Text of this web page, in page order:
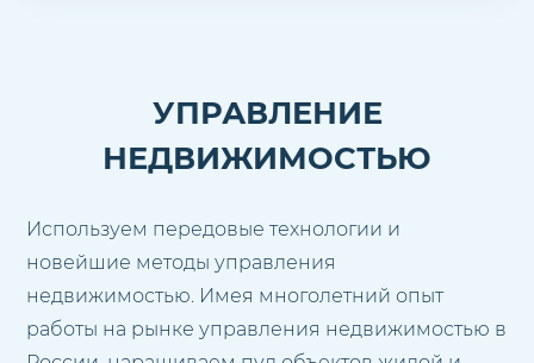
УПРАВЛЕНИЕ
НЕДВИЖИМОСТЬЮ
Используем передовые технологии и
новейшие методы управления
недвижимостью. Имея многолетний опыт
работы на рынке управления недвижимостью в